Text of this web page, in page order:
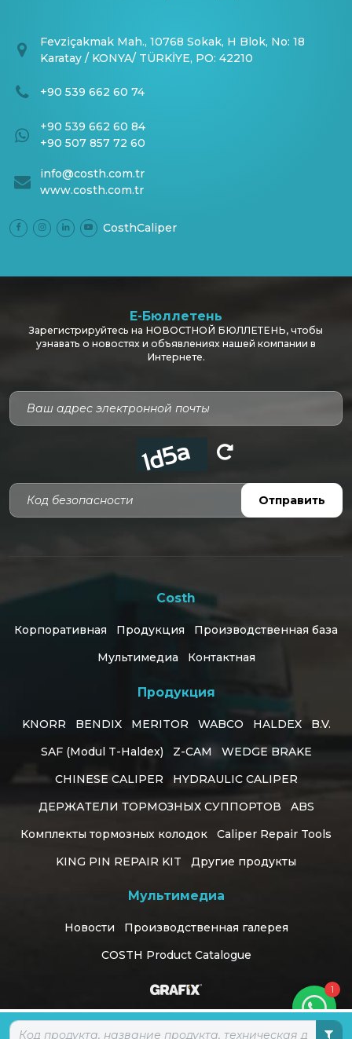
Fevziçakmak Mah., 10768 Sokak, H Blok, No: 18
Karatay / KONYA/ TÜRKİYE, PO: 42210
+90 539 662 60 74
+90 539 662 60 84
+90 507 857 72 60
info@costh.com.tr
www.costh.com.tr
CosthCaliper
E-Бюллетень
Зарегистрируйтесь на НОВОСТНОЙ БЮЛЛЕТЕНЬ, чтобы
узнавать о новостях и объявлениях нашей компании в
Интернете.
Код безопасности
Отправить
Costh
Корпоративная Продукция
Производственная база
Мультимедиа
Контактная
Продукция
KNORR BENDIX MERITOR WABCO HALDEX
B.V.
SAF (Modul T-Haldex)
Z-CAM
WEDGE BRAKE
CHINESE CALIPER
HYDRAULIC CALIPER
ДЕРЖАТЕЛИ ТОРМОЗНЫХ СУППОРТОВ
ABS
Комплекты тормозных колодок
Caliper Repair Tools
KING PIN REPAIR KIT
Другие продукты
Мультимедиа
Новости
Производственная галерея
COSTH Product Catalogue
1
online
Могу я чем-нибудь помочь?